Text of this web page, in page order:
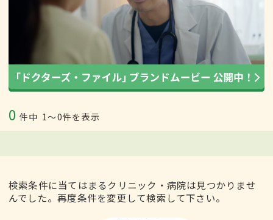
0 件中 1〜0件を表示
検索条件に当てはまるクリニック・病院は見つかりませ
んでした。再度条件を変更して検索して下さい。